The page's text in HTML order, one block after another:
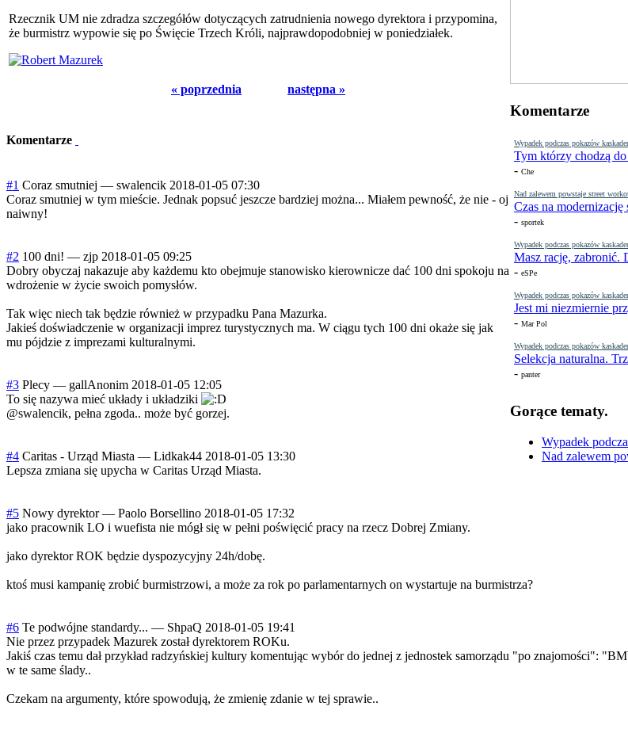
Komentarze
Wypadek podczas pokazów
Tym którzy chodzą do
- Che
Nad zalewem powstaje street
Czas na
- sportek
Wypadek podczas pokazów
Masz rację, zabronić.
- eSPe
Wypadek podczas pokazów
Jest mi niezmiernie
- Mar Pol
Wypadek podczas pokazów
Selekcja naturalna.
- panter
Gorące tematy.
Wypadek
Nad zalewem
Rzecznik UM nie zdradza szczegółów dotyczących zatrudnienia nowego dyrektora i przypomina,
że burmistrz wypowie się po Święcie Trzech Króli, najprawdopodobniej w poniedziałek.
« poprzednia następna »
Komentarze
#1 Coraz smutniej — swalencik 2018-01-05 07:30
Coraz smutniej w tym mieście. Jednak popsuć jeszcze bardziej można... Miałem pewność, że nie - oj
naiwny!
#2 100 dni! — zjp 2018-01-05 09:25
Dobry obyczaj nakazuje aby każdemu kto obejmuje stanowisko kierownicze dać 100 dni spokoju na
wdrożenie w życie swoich pomysłów.
Tak więc niech tak będzie również w przypadku Pana Mazurka.
Jakieś doświadczenie w organizacji imprez turystycznych ma. W ciągu tych 100 dni okaże się jak
mu pójdzie z imprezami kulturalnymi.
#3 Plecy — gallAnonim 2018-01-05 12:05
To się nazywa mieć układy i układziki
@swalencik, pełna zgoda.. może być gorzej.
#4 Caritas - Urząd Miasta — Lidkak44 2018-01-05 13:30
Lepsza zmiana się upycha w Caritas Urząd Miasta.
#5 Nowy dyrektor— Paolo Borsellino 2018-01-05 17:32
jako pracownik LO i wuefista nie mógł się w pełni poświęcić pracy na rzecz Dobrej Zmiany.
jako dyrektor ROK będzie dyspozycyjny 24h/dobę.
ktoś musi kampanię zrobić burmistrzowi, a może za rok po parlamentarnych on wystartuje na burmistrza?
#6 Te podwójne standardy... — ShpaQ 2018-01-05 19:41
Nie przez przypadek Mazurek został dyrektorem ROKu.
Jakiś czas temu dał przykład radzyńskiej kultury komentując wybór do jednej z jednostek samorządu "po znajomości":
w te same ślady..
Czekam na argumenty, które spowodują, że zmienię zdanie w tej sprawie..